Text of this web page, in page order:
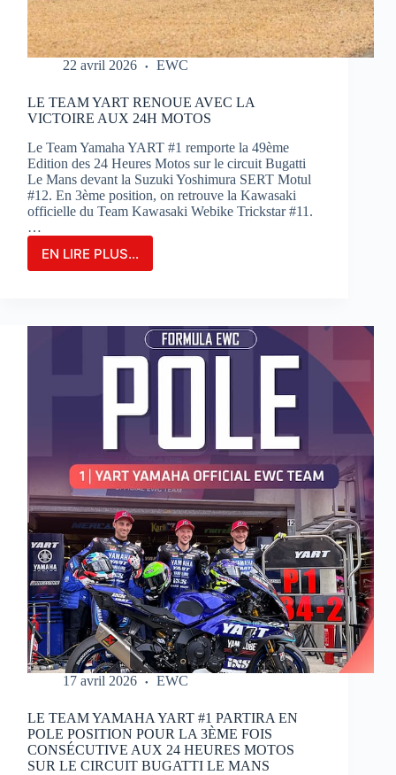
22 avril 2026 EWC
LE TEAM YART RENOUE AVEC LA
VICTOIRE AUX 24H MOTOS
Le Team Yamaha YART #1 remporte la 49ème
Edition des 24 Heures Motos sur le circuit Bugatti
Le Mans devant la Suzuki Yoshimura SERT Motul
#12. En 3ème position, on retrouve la Kawasaki
officielle du Team Kawasaki Webike Trickstar #11.
…
EN LIRE PLUS...
LE
AVEC
VICTOIRE
MOTOS
17 avril 2026 EWC
LE TEAM YAMAHA YART #1 PARTIRA EN
POLE POSITION POUR LA 3ÈME FOIS
CONSÉCUTIVE AUX 24 HEURES MOTOS
SUR LE CIRCUIT BUGATTI LE MANS